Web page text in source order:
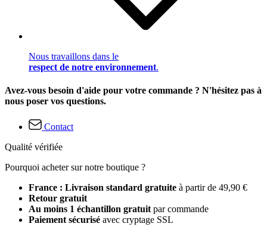
Nous travaillons dans le
respect de notre environnement.
Avez-vous besoin d'aide pour votre commande ? N'hésitez pas à
nous poser vos questions.
Contact
Qualité vérifiée
Pourquoi acheter sur notre boutique ?
France : Livraison standard gratuite à partir de 49,90 €
Retour gratuit
Au moins 1 échantillon gratuit par commande
Paiement sécurisé avec cryptage SSL